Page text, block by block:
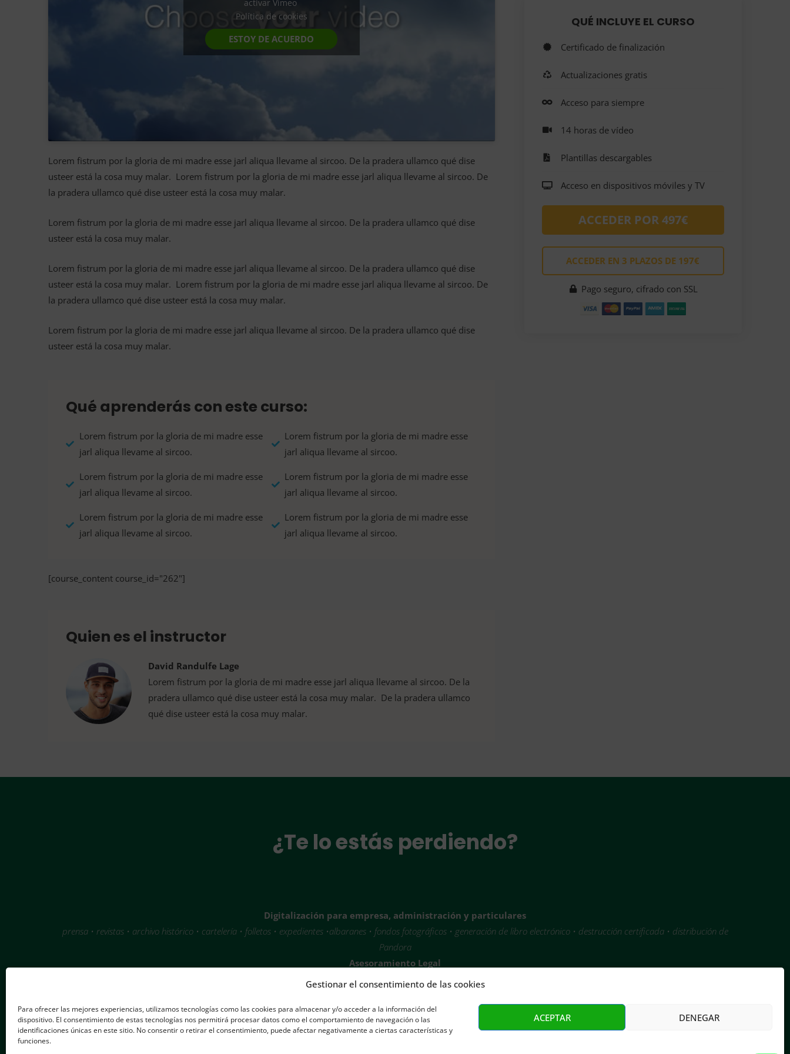
Gestionar el consentimiento de las cookies
Para ofrecer las mejores experiencias, utilizamos tecnologías como las cookies para almacenar y/o acceder a la información del
dispositivo. El consentimiento de estas tecnologías nos permitirá procesar datos como el comportamiento de navegación o las
identificaciones únicas en este sitio. No consentir o retirar el consentimiento, puede afectar negativamente a ciertas características y
funciones.
ACEPTAR DENEGAR
activar Vimeo
Política de cookies
ESTOY DE ACUERDO
Lorem fistrum por la gloria de mi madre esse jarl aliqua llevame al sircoo. De la pradera ullamco qué dise
usteer está la cosa muy malar. Lorem fistrum por la gloria de mi madre esse jarl aliqua llevame al sircoo. De
la pradera ullamco qué dise usteer está la cosa muy malar.
Lorem fistrum por la gloria de mi madre esse jarl aliqua llevame al sircoo. De la pradera ullamco qué dise
usteer está la cosa muy malar.
Lorem fistrum por la gloria de mi madre esse jarl aliqua llevame al sircoo. De la pradera ullamco qué dise
usteer está la cosa muy malar. Lorem fistrum por la gloria de mi madre esse jarl aliqua llevame al sircoo. De
la pradera ullamco qué dise usteer está la cosa muy malar.
Lorem fistrum por la gloria de mi madre esse jarl aliqua llevame al sircoo. De la pradera ullamco qué dise
usteer está la cosa muy malar.
Qué aprenderás con este curso:
Lorem fistrum por la gloria de mi madre esse
jarl aliqua llevame al sircoo.
Lorem fistrum por la gloria de mi madre esse
jarl aliqua llevame al sircoo.
Lorem fistrum por la gloria de mi madre esse
jarl aliqua llevame al sircoo.
Lorem fistrum por la gloria de mi madre esse
jarl aliqua llevame al sircoo.
Lorem fistrum por la gloria de mi madre esse
jarl aliqua llevame al sircoo.
Lorem fistrum por la gloria de mi madre esse
jarl aliqua llevame al sircoo.
QUÉ INCLUYE EL CURSO
Certificado de finalización
Actualizaciones gratis
Acceso para siempre
14 horas de vídeo
Plantillas descargables
Acceso en dispositivos móviles y TV
ACCEDER POR 497€
ACCEDER EN 3 PLAZOS DE 197€
Pago seguro, cifrado con SSL
[course_content course_id="262"]
Quien es el instructor
David Randulfe Lage
Lorem fistrum por la gloria de mi madre esse jarl aliqua llevame al sircoo. De la
pradera ullamco qué dise usteer está la cosa muy malar. De la pradera ullamco
qué dise usteer está la cosa muy malar.
¿Te lo estás perdiendo?
Digitalización para empresa, administración y particulares
prensa • revistas • archivo histórico • cartelería • folletos • expedientes •albaranes • fondos fotográficos • generación de libro electrónico • destrucción certificada • distribución de
Pandora
Asesoramiento Legal
LOPD • derechos de autor • derechos de imagen
Asesoria y Dirección TIC • Sistemas Informáticos • Redes • Virtualización